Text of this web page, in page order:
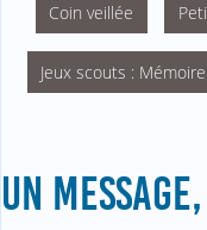
Coin veillée
Jeux scouts : Mémoire
UN